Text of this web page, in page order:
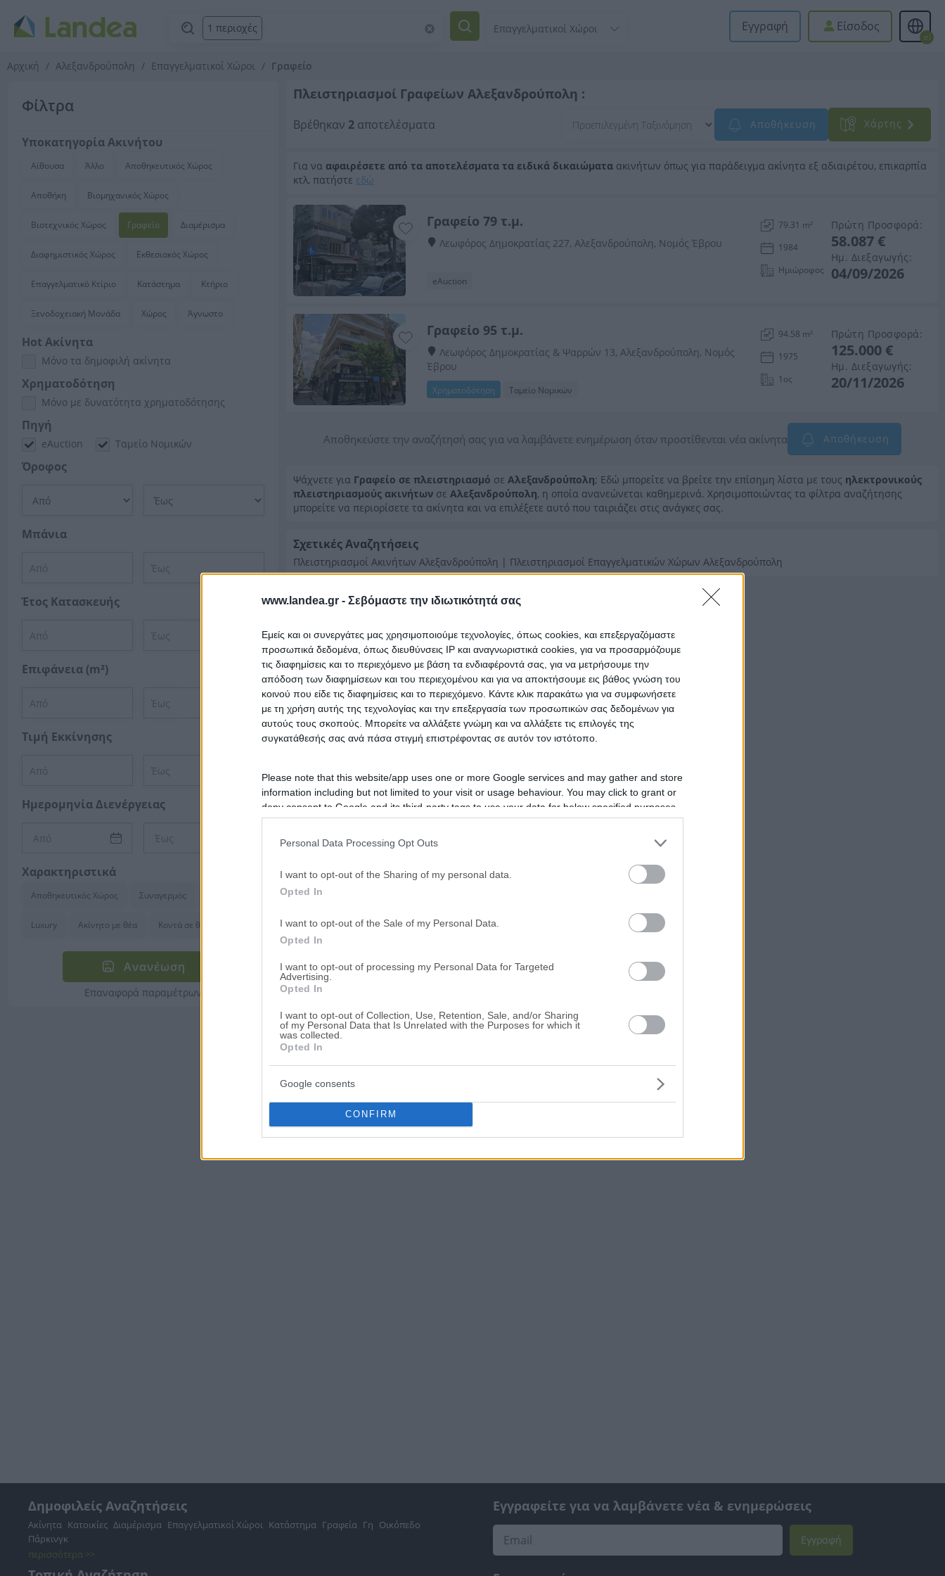
www.landea.gr - Σεβόμαστε την ιδιωτικότητά σας
Εμείς και οι συνεργάτες μας χρησιμοποιούμε τεχνολογίες, όπως cookies, και επεξεργαζόμαστε
προσωπικά δεδομένα, όπως διευθύνσεις IP και αναγνωριστικά cookies, για να προσαρμόζουμε
τις διαφημίσεις και το περιεχόμενο με βάση τα ενδιαφέροντά σας, για να μετρήσουμε την
απόδοση των διαφημίσεων και του περιεχομένου και για να αποκτήσουμε εις βάθος γνώση του
κοινού που είδε τις διαφημίσεις και το περιεχόμενο. Κάντε κλικ παρακάτω για να συμφωνήσετε
με τη χρήση αυτής της τεχνολογίας και την επεξεργασία των προσωπικών σας δεδομένων για
αυτούς τους σκοπούς. Μπορείτε να αλλάξετε γνώμη και να αλλάξετε τις επιλογές της
συγκατάθεσής σας ανά πάσα στιγμή επιστρέφοντας σε αυτόν τον ιστότοπο.
Please note that this website/app uses one or more Google services and may gather and store
information including but not limited to your visit or usage behaviour. You may click to grant or
deny consent to Google and its third-party tags to use your data for below specified purposes
in below Google consent section.
Personal Data Processing Opt Outs
I want to opt-out of the Sharing of my personal data.
Opted In
I want to opt-out of the Sale of my Personal Data.
Opted In
I want to opt-out of processing my Personal Data for Targeted
Advertising.
Opted In
I want to opt-out of Collection, Use, Retention, Sale, and/or Sharing
of my Personal Data that Is Unrelated with the Purposes for which it
was collected.
Opted In
Google consents
CONFIRM
1 περιοχές Εγγραφή Είσοδος
el
Αρχική Αλεξανδρούπολη Επαγγελματικοί Χώροι Γραφείο
Φίλτρα
Υποκατηγορία Ακινήτου
Αίθουσα Άλλο Αποθηκευτικός Χώρος
Αποθήκη Βιομηχανικός Χώρος
Βιοτεχνικός Χώρος Γραφείο Διαμέρισμα
Διαφημιστικός Χώρος Εκθεσιακός Χώρος
Επαγγελματικό Κτίριο Κατάστημα Κτήριο
Ξενοδοχειακή Μονάδα Χώρος Άγνωστο
Hot Ακίνητα
Μόνο τα δημοφιλή ακίνητα
Χρηματοδότηση
Μόνο με δυνατότητα χρηματοδότησης
Πηγή
eAuction Ταμείο Νομικών
Όροφος
Μπάνια
Έτος Κατασκευής
Επιφάνεια (m²)
Τιμή Εκκίνησης
Ημερομηνία Διενέργειας
Χαρακτηριστικά
Αποθηκευτικός Χώρος Συναγερμός
Luxury Ακίνητο με θέα Κοντά σε θάλασσα
Ανανέωση
Επαναφορά παραμέτρων
Πλειστηριασμοί Γραφείων Αλεξανδρούπολη :
Βρέθηκαν 2 αποτελέσματα Αποθήκευση Xάρτης
Για να αφαιρέσετε από τα αποτελέσματα τα ειδικά δικαιώματα ακινήτων όπως για παράδειγμα ακίνητα εξ αδιαιρέτου, επικαρπία
κτλ, πατήστε εδώ
Γραφείο 79 τ.μ.
Λεωφόρος Δημοκρατίας 227, Αλεξανδρούπολη, Νομός Έβρου
eAuction
79.31 m²
1984
Ημιώροφος
Πρώτη Προσφορά:
58.087 €
Ημ. Διεξαγωγής:
04/09/2026
Γραφείο 95 τ.μ.
Λεωφόρος Δημοκρατίας & Ψαρρών 13, Αλεξανδρούπολη, Νομός
Έβρου
Χρηματοδότηση Ταμείο Νομικών
94.58 m²
1975
1ος
Πρώτη Προσφορά:
125.000 €
Ημ. Διεξαγωγής:
20/11/2026
Αποθηκεύστε την αναζήτησή σας για να λαμβάνετε ενημέρωση όταν προστίθενται νέα ακίνητα Αποθήκευση
Ψάχνετε για Γραφείο σε πλειστηριασμό σεΑλεξανδρούπολη; Εδώ μπορείτε να βρείτε την επίσημη λίστα με τους ηλεκτρονικούς
πλειστηριασμούς ακινήτων σεΑλεξανδρούπολη, η οποία ανανεώνεται καθημερινά. Χρησιμοποιώντας τα φίλτρα αναζήτησης
μπορείτε να περιορίσετε τα ακίνητα και να επιλέξετε αυτό που ταιριάζει στις ανάγκες σας.
Σχετικές Αναζητήσεις
Πλειστηριασμοί Ακινήτων Αλεξανδρούπολη | Πλειστηριασμοί Επαγγελματικών Χώρων Αλεξανδρούπολη
Δημοφιλείς Αναζητήσεις
Ακίνητα Κατοικίες Διαμέρισμα Επαγγελματικοί Χώροι Κατάστημα Γραφεία Γη Οικόπεδο
Πάρκινγκ
περισσότερα >>
Εγγραφείτε για να λαμβάνετε νέα & ενημερώσεις
Εγγραφή